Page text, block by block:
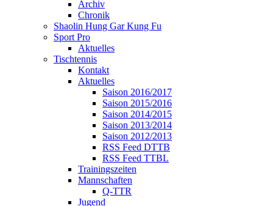
Archiv
Chronik
Shaolin Hung Gar Kung Fu
Sport Pro
Aktuelles
Tischtennis
Kontakt
Aktuelles
Saison 2016/2017
Saison 2015/2016
Saison 2014/2015
Saison 2013/2014
Saison 2012/2013
RSS Feed DTTB
RSS Feed TTBL
Trainingszeiten
Mannschaften
Q-TTR
Jugend